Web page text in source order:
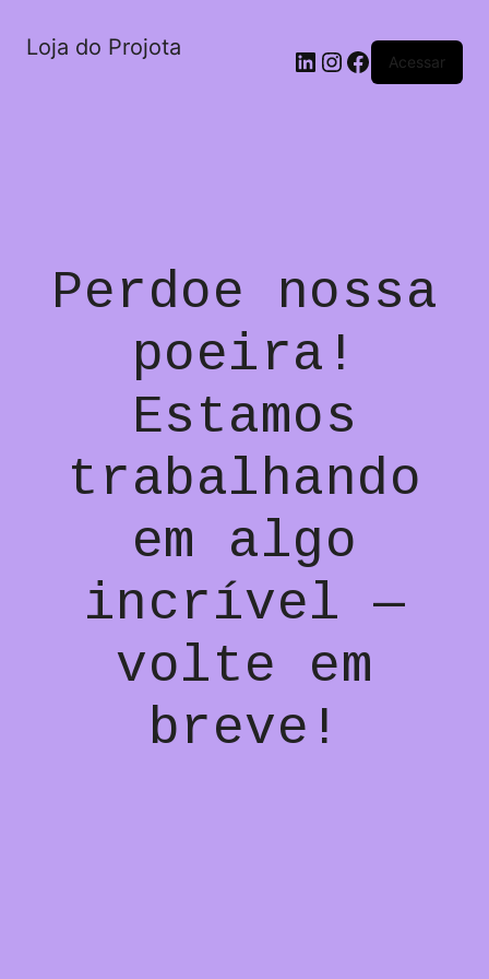
Loja do Projota LinkedIn
Instagram
Facebook
Acessar
Perdoe nossa
poeira!
Estamos
trabalhando
em algo
incrível —
volte em
breve!